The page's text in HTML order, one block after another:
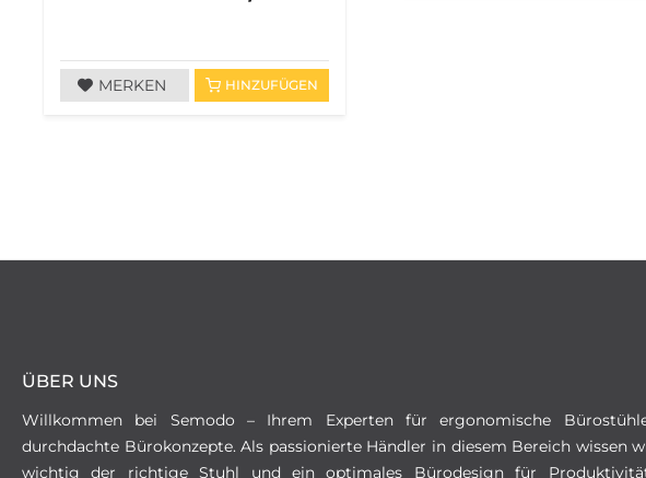
MERKEN HINZUFÜGEN
ÜBER UNS
Willkommen bei Semodo – Ihrem Experten für ergonomische
durchdachte Bürokonzepte. Als passionierte Händler in diesem Bereich wissen
wichtig der richtige Stuhl und ein optimales Bürodesign für